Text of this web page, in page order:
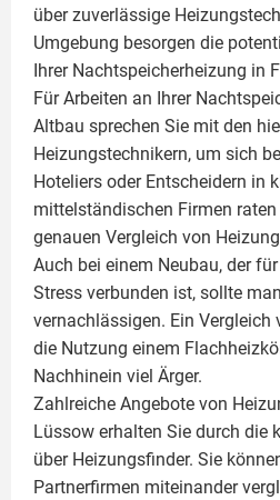
über zuverlässige
Umgebung besorgen die
Ihrer Nachtspeicherheizung in
Für Arbeiten an Ihrer
Altbau sprechen Sie mit den
Heizungstechnikern, um sich
Hoteliers oder Entscheidern in
mittelständischen Firmen
genauen Vergleich von
Auch bei einem Neubau, der
Stress verbunden ist, sollte
vernachlässigen. Ein Vergleich
die Nutzung einem
Nachhinein viel Ärger.
Zahlreiche Angebote von
Lüssow erhalten Sie durch die
über Heizungsfinder. Sie
Partnerfirmen miteinander